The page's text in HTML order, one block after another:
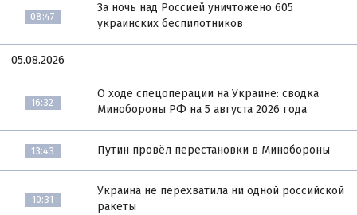
08:47
За ночь над Россией уничтожено 605
украинских беспилотников
05.08.2026
16:32
О ходе спецоперации на Украине: сводка
Минобороны РФ на 5 августа 2026 года
13:43 Путин провёл перестановки в Минобороны
10:31
Украина не перехватила ни одной российской
ракеты